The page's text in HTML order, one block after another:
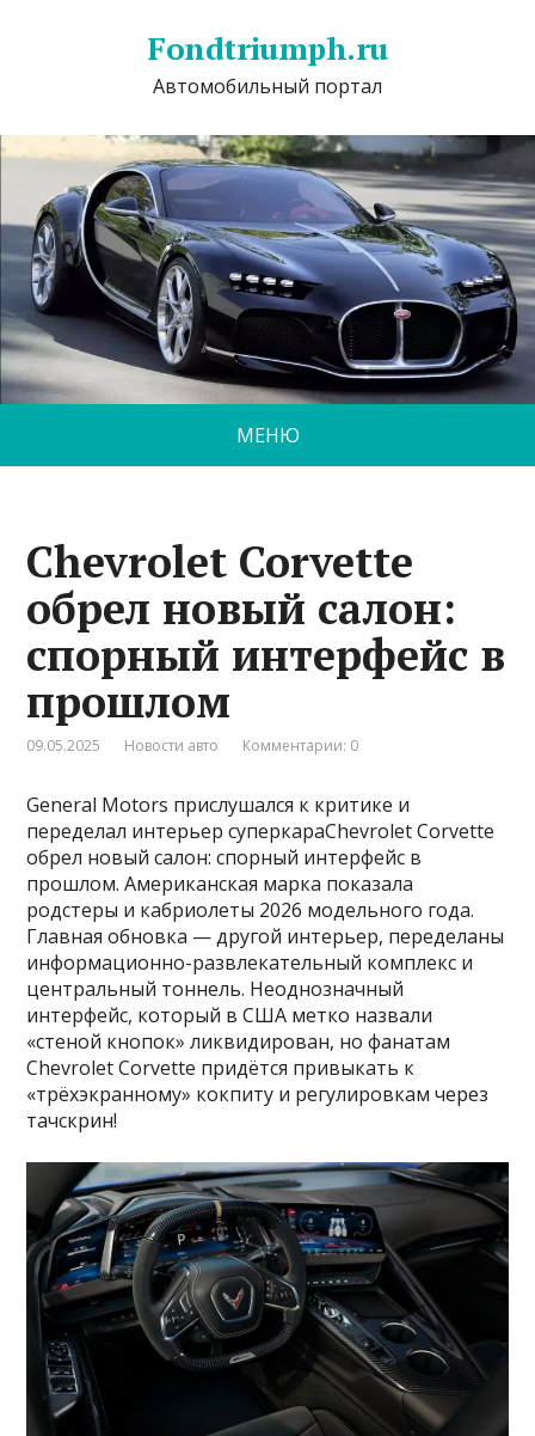
Fondtriumph.ru
Автомобильный портал
МЕНЮ
Chevrolet Corvette
обрел новый салон:
спорный интерфейс в
прошлом
09.05.2025 Новости авто Комментарии: 0
General Motors прислушался к критике и
переделал интерьер суперкараChevrolet Corvette
обрел новый салон: спорный интерфейс в
прошлом. Американская марка показала
родстеры и кабриолеты 2026 модельного года.
Главная обновка — другой интерьер, переделаны
информационно-развлекательный комплекс и
центральный тоннель. Неоднозначный
интерфейс, который в США метко назвали
«стеной кнопок» ликвидирован, но фанатам
Chevrolet Corvette придётся привыкать к
«трёхэкранному» кокпиту и регулировкам через
тачскрин!